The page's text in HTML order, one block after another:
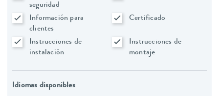
seguridad
Información para
clientes
Certificado
Instrucciones de
instalación
Instrucciones de
montaje
Idiomas disponibles